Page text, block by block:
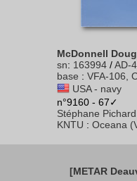
McDonnell
sn: 163994 /AD-
base : VFA-106,
USA - navy
n°9160 - 67✓
Stéphane Pichard
KNTU : Oceana
[METAR